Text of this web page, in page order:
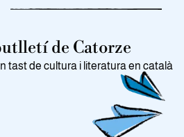
de Catorze
tast de cultura i literatura en català